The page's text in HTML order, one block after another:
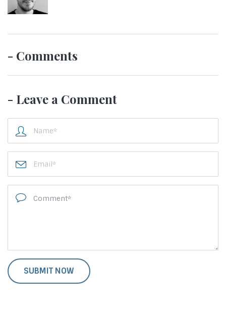
- Comments
- Leave a Comment